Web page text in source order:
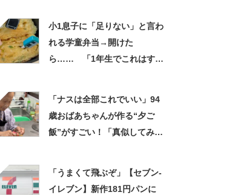
小1息子に「足りない」と言わ
れる学童弁当→開けた
ら…… 「1年生でこれはすご
「ナスは全部これでいい」94
歳おばあちゃんが作る“夕ご
飯”がすごい！「真似してみま
「うまくて飛ぶぞ」【セブン‐
イレブン】新作181円パンに